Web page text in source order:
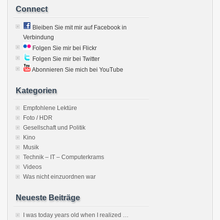
Connect
Bleiben Sie mit mir auf Facebook in
Verbindung
Folgen Sie mir bei Flickr
Folgen Sie mir bei Twitter
Abonnieren Sie mich bei YouTube
Kategorien
Empfohlene Lektüre
Foto / HDR
Gesellschaft und Politik
Kino
Musik
Technik – IT – Computerkrams
Videos
Was nicht einzuordnen war
Neueste Beiträge
I was today years old when I realized …